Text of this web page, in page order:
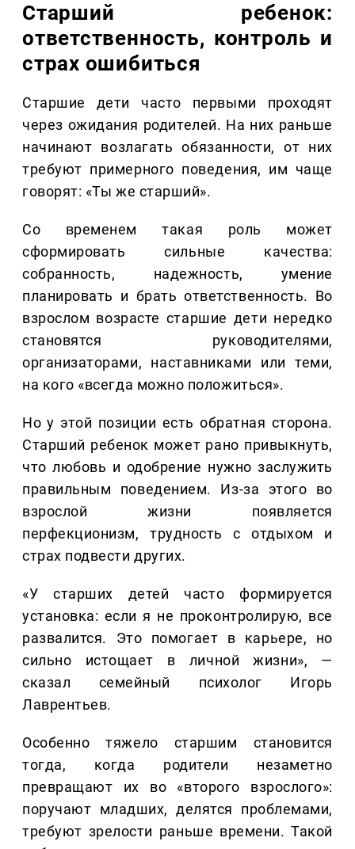
Старший ребенок:
ответственность, контроль и
страх ошибиться
Старшие дети часто первыми проходят
через ожидания родителей. На них раньше
начинают возлагать обязанности, от них
требуют примерного поведения, им чаще
говорят: «Ты же старший».
Со временем такая роль может
сформировать сильные качества:
собранность, надежность, умение
планировать и брать ответственность. Во
взрослом возрасте старшие дети нередко
становятся руководителями,
организаторами, наставниками или теми,
на кого «всегда можно положиться».
Но у этой позиции есть обратная сторона.
Старший ребенок может рано привыкнуть,
что любовь и одобрение нужно заслужить
правильным поведением. Из-за этого во
взрослой жизни появляется
перфекционизм, трудность с отдыхом и
страх подвести других.
«У старших детей часто формируется
установка: если я не проконтролирую, все
развалится. Это помогает в карьере, но
сильно истощает в личной жизни», —
сказал семейный психолог Игорь
Лаврентьев.
Особенно тяжело старшим становится
тогда, когда родители незаметно
превращают их во «второго взрослого»:
поручают младших, делятся проблемами,
требуют зрелости раньше времени. Такой